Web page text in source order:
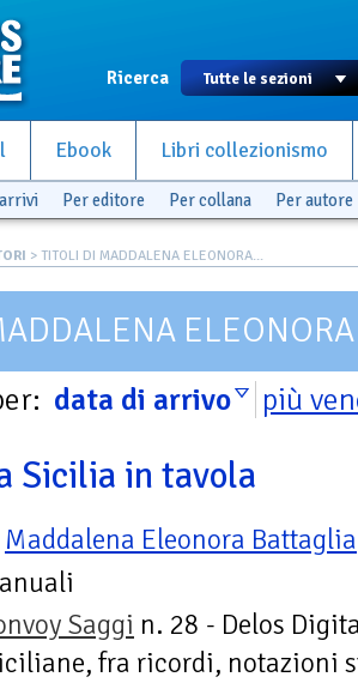
Ricerca
Ebook Libri collezionismo
Per editore Per collana Per autore
> TITOLI DI MADDALENA ELEONORA...
data di arrivo più
Sicilia in tavola
Maddalena Eleonora Battaglia
Saggi n. 28 - Delos
fra ricordi, notazioni